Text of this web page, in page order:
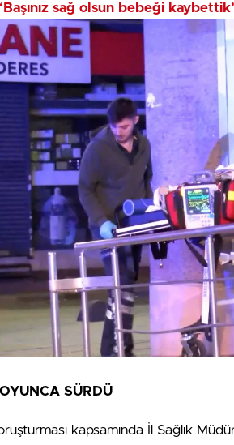
sağ olsun bebeği
SÜRDÜ
kapsamında İl Sağlık